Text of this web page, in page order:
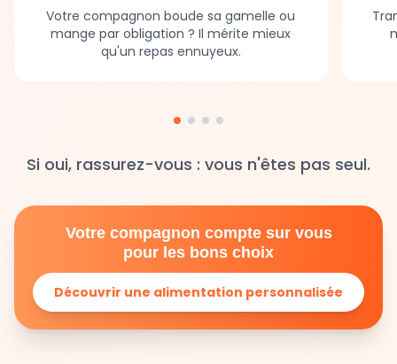
Votre compagnon boude sa gamelle ou
mange par obligation ? Il mérite mieux
qu'un repas ennuyeux.
Si oui, rassurez-vous : vous n'êtes pas seul.
Votre compagnon compte sur vous
pour les bons choix
Découvrir une alimentation personnalisée